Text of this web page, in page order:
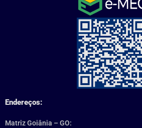
Endereços:
Matriz Goiânia – GO: